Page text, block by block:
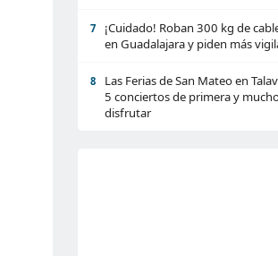
7
¡Cuidado! Roban 300 kg de
en Guadalajara y piden más
8
Las Ferias de San Mateo en
5 conciertos de primera y
disfrutar